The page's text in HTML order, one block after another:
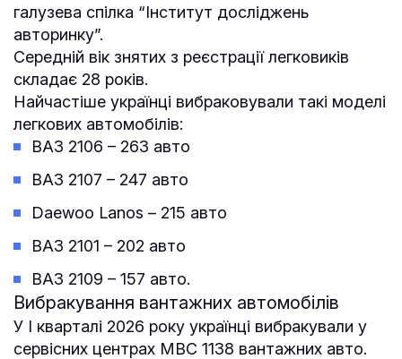
галузева спілка “Інститут досліджень
авторинку”.
Середній вік знятих з реєстрації легковиків
складає 28 років.
Найчастіше українці вибраковували такі моделі
легкових автомобілів:
ВАЗ 2106 – 263 авто
ВАЗ 2107 – 247 авто
Daewoo Lanos – 215 авто
ВАЗ 2101 – 202 авто
ВАЗ 2109 – 157 авто.
Вибракування вантажних автомобілів
У І кварталі 2026 року українці вибракували у
сервісних центрах МВС 1138 вантажних авто.